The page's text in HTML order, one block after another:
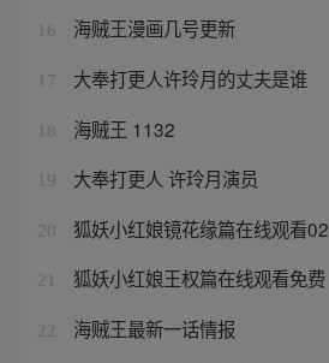
16 海贼王漫画几号更新
17 大奉打更人许玲月的丈夫是谁
18 海贼王 1132
19 大奉打更人 许玲月演员
20 狐妖小红娘镜花缘篇在线观看02
21 狐妖小红娘王权篇在线观看免费
22 海贼王最新一话情报